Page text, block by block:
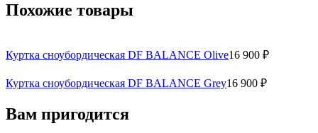
Похожие товары
Куртка сноубордическая DF BALANCE Olive16 900 ₽
Куртка сноубордическая DF BALANCE Grey16 900 ₽
Вам пригодится